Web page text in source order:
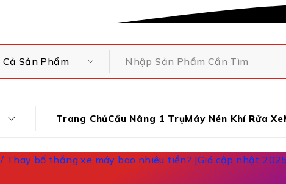
Trang ChủCầu Nâng 1 TrụMáy Nén Khí Rửa Xe
/ Thay bố thắng xe máy bao nhiêu tiền? [Giá cập nhật